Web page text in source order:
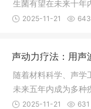
生菌有望在未来十年
治疗，从慢性病管理
2025-11-21 643
声动力疗法：用声
随着材料科学、声学
未来五年内成为多种
行性疾病，从抗感染
2025-11-21 631